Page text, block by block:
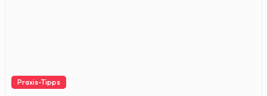
Praxis-Tipps